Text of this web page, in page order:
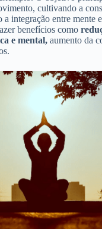
cultivando a
a integração entre mente
benefícios como
e mental, aumento da